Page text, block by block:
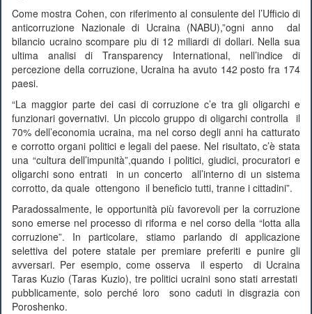
Come mostra Cohen, con riferimento al consulente del l’Ufficio di
anticorruzione Nazionale di Ucraina (NABU),”ogni anno dal
bilancio ucraino scompare piu di 12 miliardi di dollari. Nella sua
ultima analisi di Transparency International, nell’indice di
percezione della corruzione, Ucraina ha avuto 142 posto fra 174
paesi.
“La maggior parte dei casi di corruzione c’e tra gli oligarchi e
funzionari governativi. Un piccolo gruppo di oligarchi controlla il
70% dell’economia ucraina, ma nel corso degli anni ha catturato
e corrotto organi politici e legali del paese. Nel risultato, c’è stata
una “cultura dell’impunità”,quando i politici, giudici, procuratori e
oligarchi sono entrati in un concerto all’interno di un sistema
corrotto, da quale ottengono il beneficio tutti, tranne i cittadini”.
Paradossalmente, le opportunità più favorevoli per la corruzione
sono emerse nel processo di riforma e nel corso della “lotta alla
corruzione”. In particolare, stiamo parlando di applicazione
selettiva del potere statale per premiare preferiti e punire gli
avversari. Per esempio, come osserva il esperto di Ucraina
Taras Kuzio (Taras Kuzio), tre politici ucraini sono stati arrestati
pubblicamente, solo perché loro sono caduti in disgrazia con
Poroshenko.